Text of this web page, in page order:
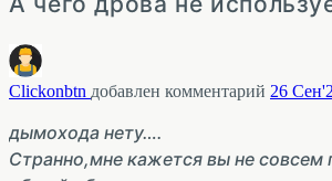
Clickonbtn добавлен комментарий 26
дымохода нету….
Странно,мне кажется вы не совсем